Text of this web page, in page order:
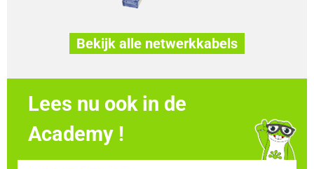
Bekijk alle netwerkkabels
Lees nu ook in de
Academy !